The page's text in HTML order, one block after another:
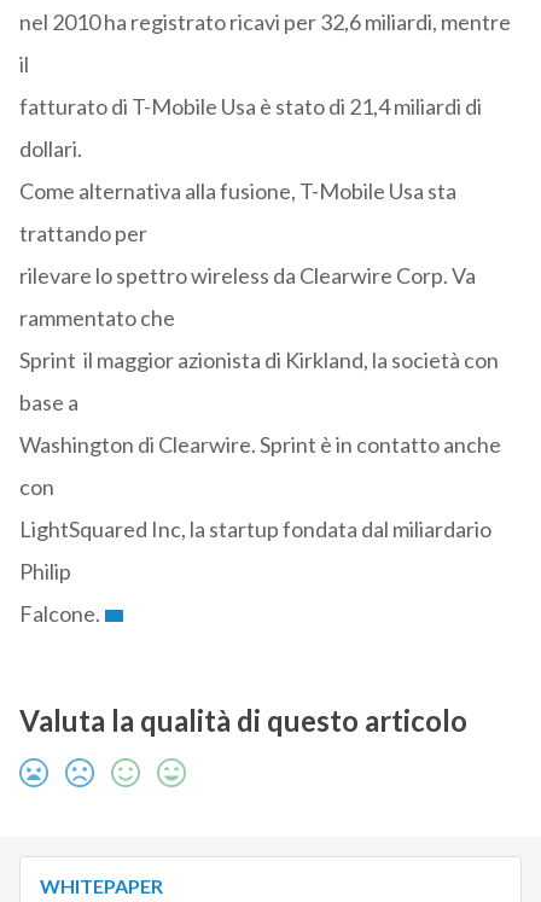
nel 2010 ha registrato ricavi per 32,6 miliardi, mentre
il
fatturato di T-Mobile Usa è stato di 21,4 miliardi di
dollari.
Come alternativa alla fusione, T-Mobile Usa sta
trattando per
rilevare lo spettro wireless da Clearwire Corp. Va
rammentato che
Sprint il maggior azionista di Kirkland, la società con
base a
Washington di Clearwire. Sprint è in contatto anche
con
LightSquared Inc, la startup fondata dal miliardario
Philip
Falcone.
Valuta la qualità di questo articolo
WHITEPAPER